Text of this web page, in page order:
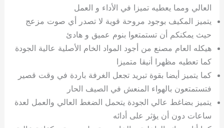
العالي ومما يعطيه تميزا في الأداء و العمل
يتميز المكيف بوجود مروحة قوية لا تصدر أي صوت مزعج
حيث يمكنكم أن تستمتعوا بنوم عميق و هادئ
هيكله العام مصنع من أجود المواد الخام الأصلية عالية الجودة
كما تعطيه مظهرا أنيقا متميزا
كما يتميز أيضا بقوة تبريد تجعل الغرفة باردة في وقت قصير
فتستمتعون بالهواء المنعش في الصيف الحار
يتميز بضاغط عالي الجودة يتحمل الضغط العالي والعمل لعدة
ساعات دون أن يؤثر على أدائه